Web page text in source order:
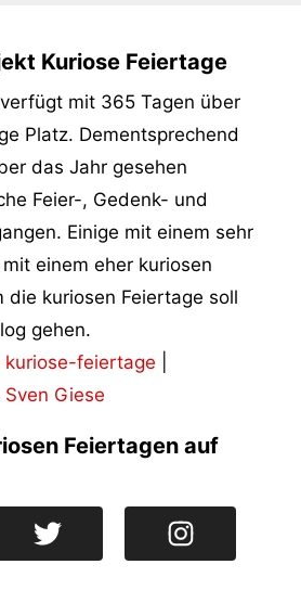
Kuriose Feiertage
mit 365 Tagen über
Platz. Dementsprechend
das Jahr gesehen
Feier-, Gedenk- und
Einige mit einem sehr
einem eher kuriosen
die kuriosen Feiertage soll
gehen.
kuriose-feiertage
Giese
Feiertagen auf